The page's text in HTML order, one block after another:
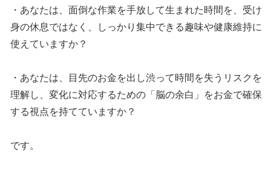
・あなたは、面倒な作業を手放して生まれた時間を、受け
身の休息ではなく、しっかり集中できる趣味や健康維持に
使えていますか？
・あなたは、目先のお金を出し渋って時間を失うリスクを
理解し、変化に対応するための「脳の余白」をお金で確保
する視点を持てていますか？
です。